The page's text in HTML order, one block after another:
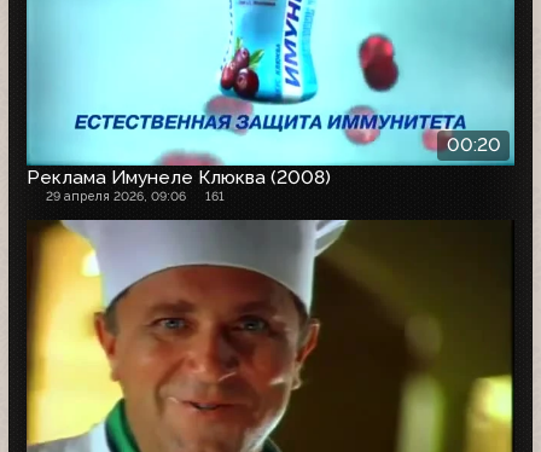
00:20
Реклама Имунеле Клюква (2008)
29 апреля 2026, 09:06 161